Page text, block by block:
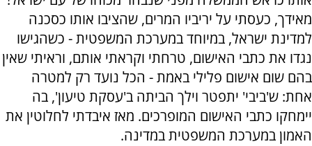
מאידך, כעסתי על יריביו המרים, שהציבו אותו כסכנה
למדינת ישראל, במיוחד במערכת המשפטית - כשהגישו
נגדו את כתבי האישום, טרחתי וקראתי אותם, וראיתי שאין
בהם שום אישום פלילי באמת - הכל נועד רק למטרה
אחת: ש'ביבי' יתפטר וילך הביתה ב'עסקת טיעון', בה
יימחקו כתבי האישום המופרכים. מאז איבדתי לחלוטין את
האמון במערכת המשפטית במדינה.